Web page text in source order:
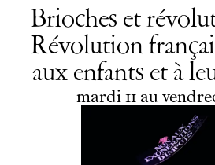
Brioches et
Révolution
aux enfants et à
du
mardi
mardi 11 au au